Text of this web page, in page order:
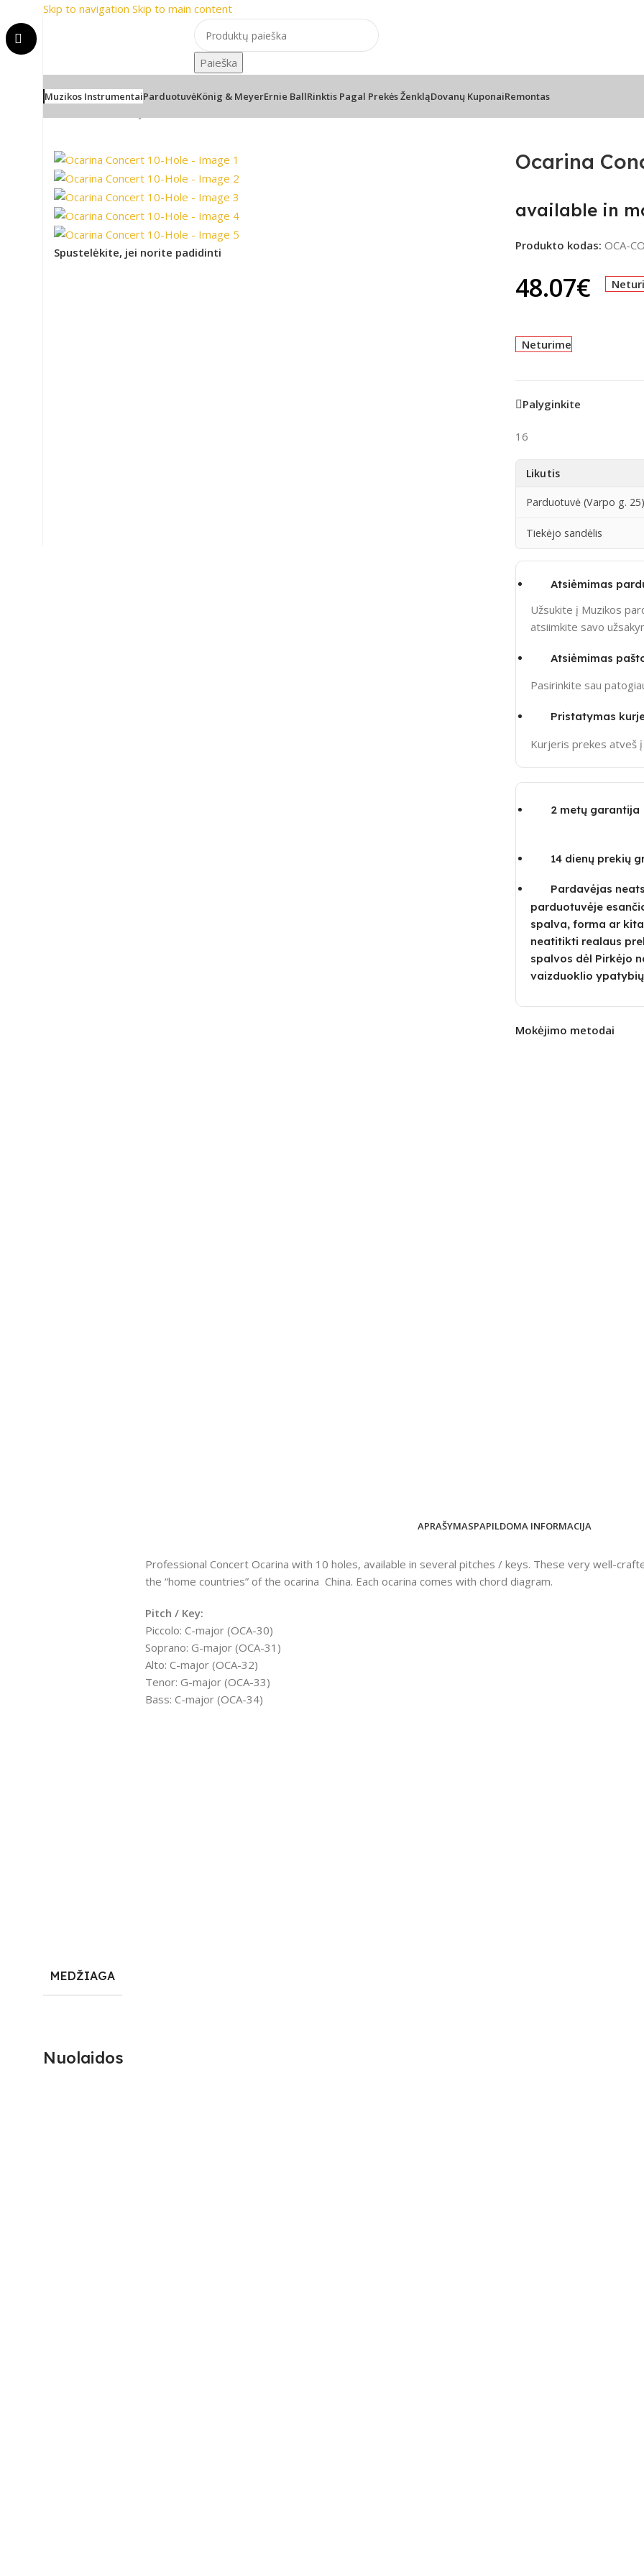
Skip to navigation Skip to main content
📞 Konsultacija telefonu
Paieška
Muzikos InstrumentaiParduotuvėKönig & MeyerErnie BallRinktis Pagal Prekės ŽenkląDovanų KuponaiRemontas
Spustelėkite, jei norite padidinti
Ocarina
available in
Produkto kodas: OCA-
48.07€
Neturime
Palyginkite
16
Likutis
Parduotuvė (Varpo g. 25)
Tiekėjo sandėlis
Atsiėmimas
Užsukite į Muzikos
atsiimkite savo
Atsiėmimas
Pasirinkite sau
Pristatymas
Kurjeris prekes atveš
2 metų garantija
14 dienų prekių
Pardavėjas
parduotuvėje
spalva, forma ar
neatitikti realaus
spalvos dėl Pirkėjo
vaizduoklio
Mokėjimo metodai
APRAŠYMASPAPILDOMA INFORMACIJA
Professional Concert Ocarina with 10 holes, available in several pitches / keys. These very well-
the “home countries” of the ocarina  China. Each ocarina comes with chord diagram.
Pitch / Key:
Piccolo: C-major (OCA-30)
Soprano: G-major (OCA-31)
Alto: C-major (OCA-32)
Tenor: G-major (OCA-33)
Bass: C-major (OCA-34)
MEDŽIAGA
Nuolaidos